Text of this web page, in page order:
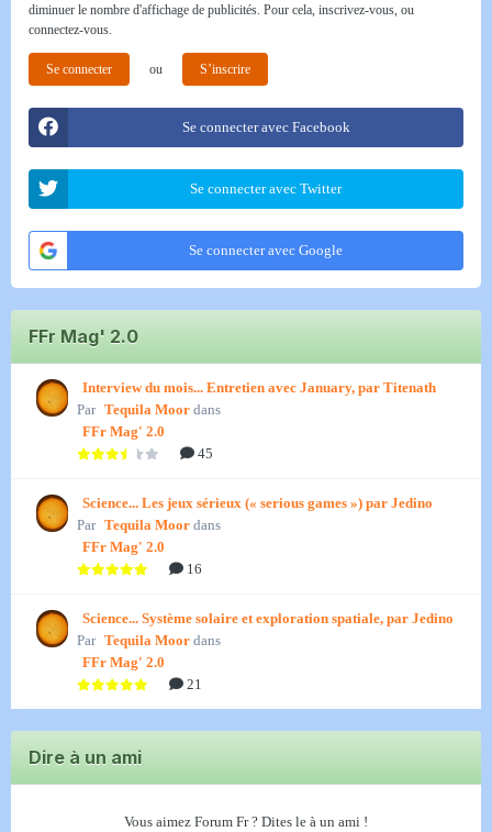
diminuer le nombre d'affichage de publicités. Pour cela, inscrivez-vous, ou
connectez-vous.
Se connecter ou S’inscrire
Se connecter avec Facebook
Se connecter avec Twitter
Se connecter avec Google
FFr Mag' 2.0
Interview du mois... Entretien avec January, par Titenath
Par Tequila Moor dans
FFr Mag' 2.0
45
Science... Les jeux sérieux (« serious games ») par Jedino
Par Tequila Moor dans
FFr Mag' 2.0
16
Science... Système solaire et exploration spatiale, par Jedino
Par Tequila Moor dans
FFr Mag' 2.0
21
Dire à un ami
Vous aimez Forum Fr ? Dites le à un ami !